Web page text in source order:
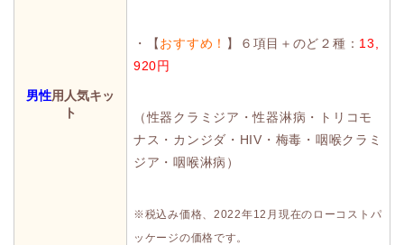
男性用人気キッ
ト
・【おすすめ！ 】６項目＋のど２種： 13,
920円
（性器クラミジア・性器淋病・トリコモ
ナス・カンジダ・HIV・梅毒・咽喉クラミ
ジア・咽喉淋病）
※税込み価格、2022年12月現在のローコストパ
ッケージの価格です。